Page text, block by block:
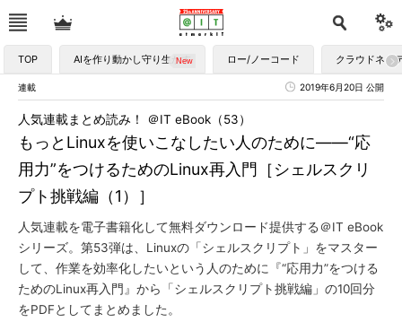
TOP AIを作り動かし守り生かす ロー/ノーコード クラウドネイ
連載 2019年6月20日 公開
もっとLinuxを使いこなしたい人のために――“応
用力”をつけるためのLinux再入門［シェルスクリ
プト挑戦編（1）］
人気連載まとめ読み！ ＠IT eBook（53）
人気連載を電子書籍化して無料ダウンロード提供する＠IT eBook
シリーズ。第53弾は、Linuxの「シェルスクリプト」をマスター
して、作業を効率化したいという人のために『“応用力”をつける
ためのLinux再入門』から「シェルスクリプト挑戦編」の10回分
をPDFとしてまとめました。